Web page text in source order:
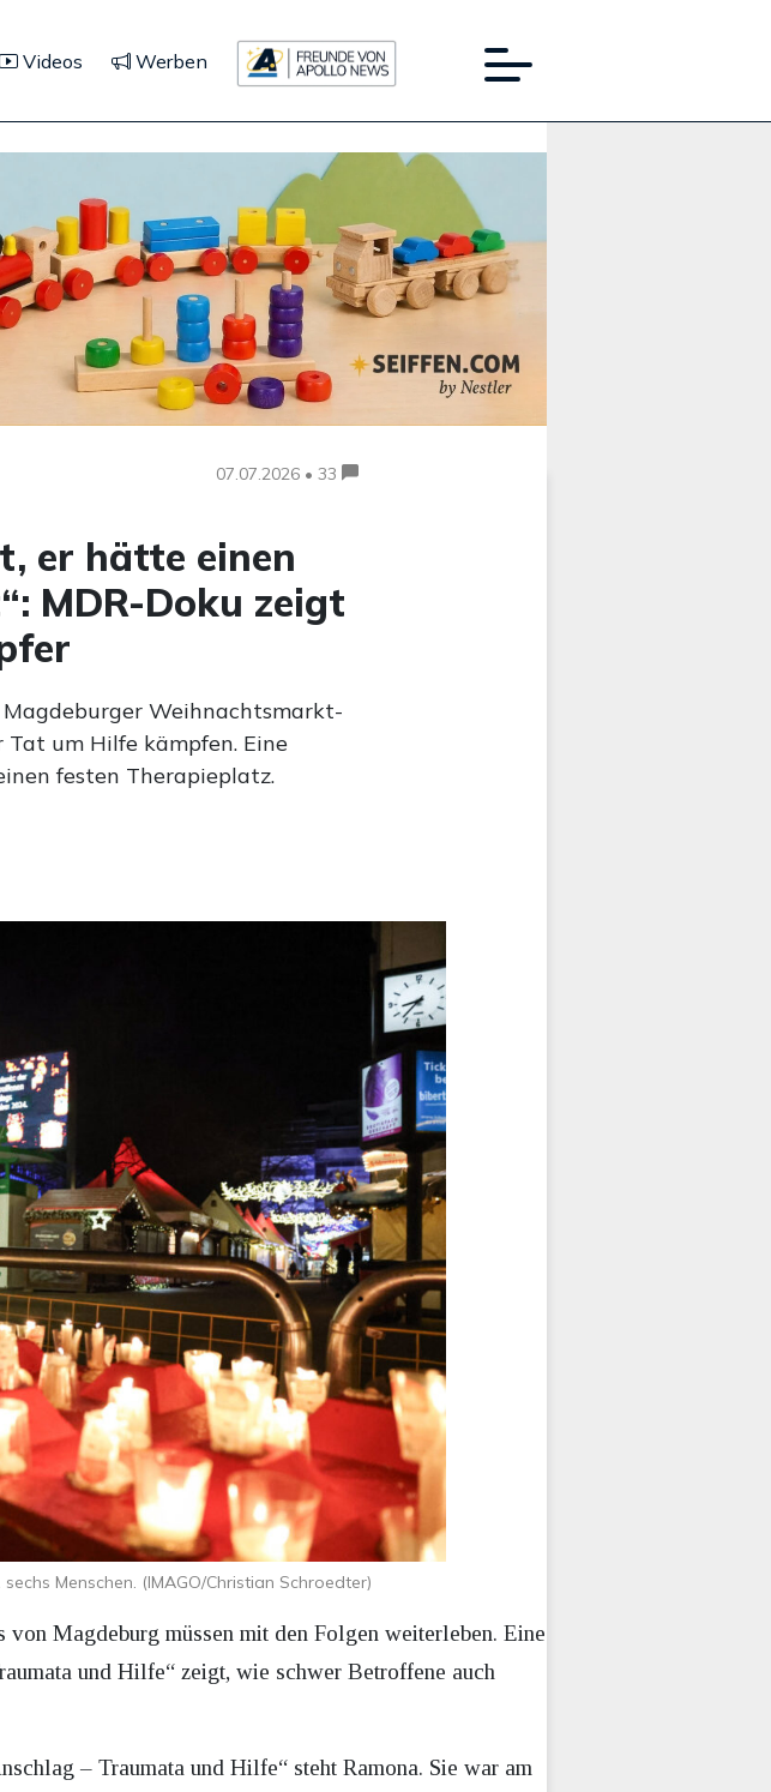
Videos Werben
07.07.2026 • 33
er hätte einen
MDR-Doku zeigt
Magdeburger Weihnachtsmarkt-
Tat um Hilfe kämpfen. Eine
festen Therapieplatz.
Menschen. (IMAGO/Christian Schroedter)
Magdeburg müssen mit den Folgen weiterleben. Eine
und Hilfe“ zeigt, wie schwer Betroffene auch
– Traumata und Hilfe“ steht Ramona. Sie war am